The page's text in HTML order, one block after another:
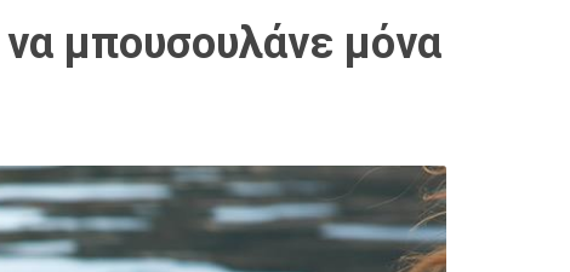
μπουσουλάνε μόνα